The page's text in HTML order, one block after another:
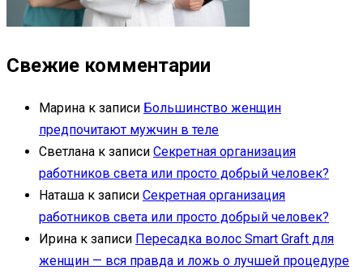
Свежие комментарии
Марина к записи Большинство женщин
предпочитают мужчин в теле
Светлана к записи Секретная организация
работников света или просто добрый человек?
Наташа к записи Секретная организация
работников света или просто добрый человек?
Ирина к записи Пересадка волос Smart Graft для
женщин — вся правда и ложь о лучшей процедуре